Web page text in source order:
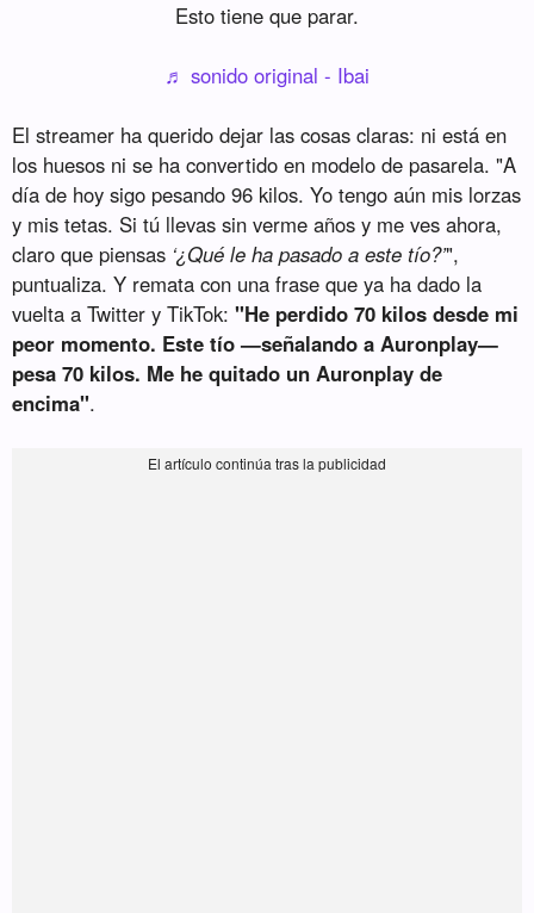
Esto tiene que parar.
♬ sonido original - Ibai
El streamer ha querido dejar las cosas claras: ni está en
los huesos ni se ha convertido en modelo de pasarela. "A
día de hoy sigo pesando 96 kilos. Yo tengo aún mis lorzas
y mis tetas. Si tú llevas sin verme años y me ves ahora,
claro que piensas ‘¿Qué le ha pasado a este tío?’",
puntualiza. Y remata con una frase que ya ha dado la
vuelta a Twitter y TikTok:"He perdido 70 kilos desde mi
peor momento. Este tío —señalando a Auronplay—
pesa 70 kilos. Me he quitado un Auronplay de
encima".